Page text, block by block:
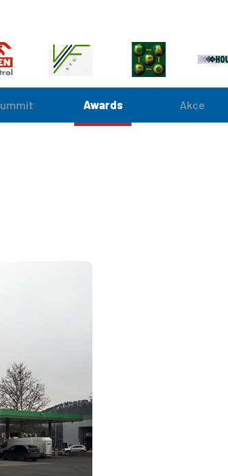
Awards Akce